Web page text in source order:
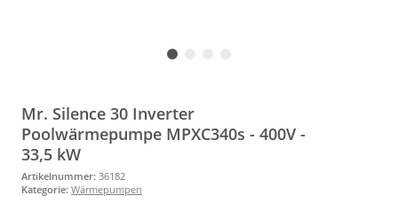
Mr. Silence 30 Inverter
Poolwärmepumpe MPXC340s - 400V -
33,5 kW
Artikelnummer: 36182
Kategorie: Wärmepumpen